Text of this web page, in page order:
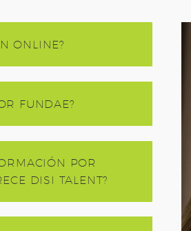
ONLINE?
FUNDAE?
POR
DISI TALENT?